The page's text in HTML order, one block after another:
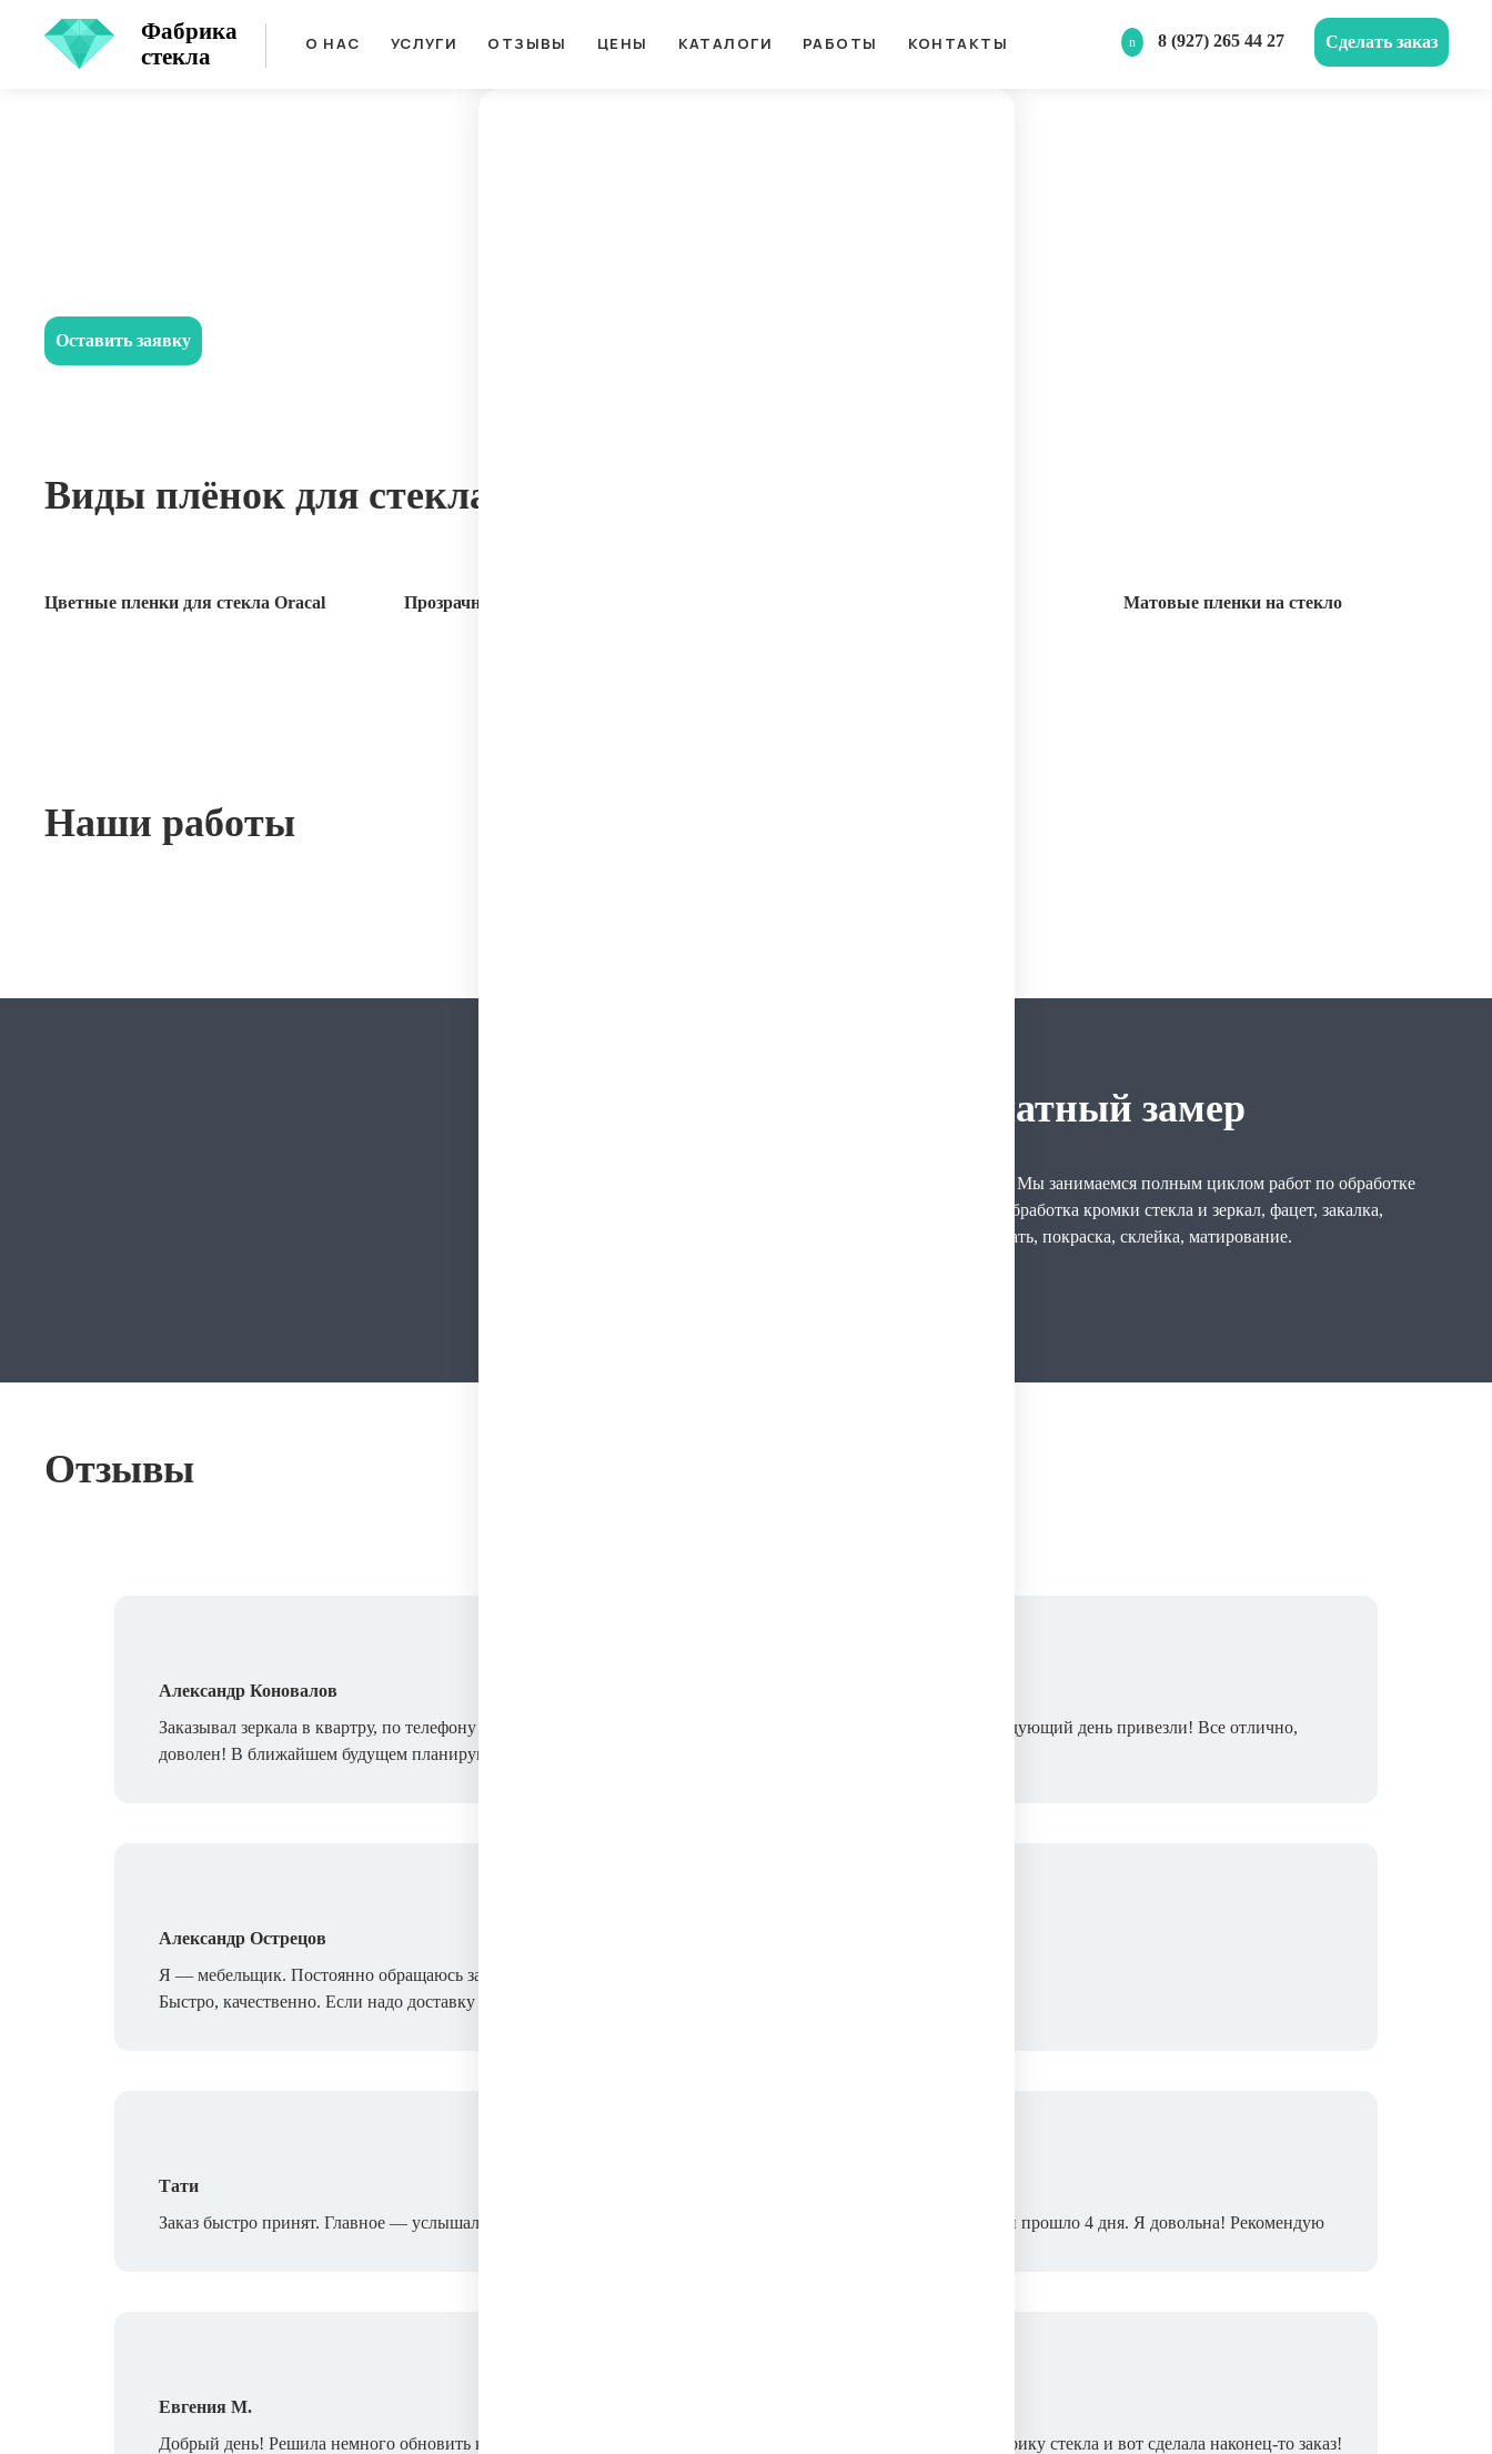
Фабрика
стекла
О НАС УСЛУГИ ОТЗЫВЫ ЦЕНЫ КАТАЛОГИ РАБОТЫ КОНТАКТЫ Сделать заказ
8 (927) 265 44 27
Оставить заявку
Виды плёнок для стекла
Цветные пленки для стекла Oracal Прозрачные противоударные пленки Матовые пленки на стекло
Наши работы
Заказать бесплатный замер
Производство находится в Самаре. Мы занимаемся полным циклом работ по обработке
стекла и зеркал, таких как: резка, обработка кромки стекла и зеркал, фацет, закалка,
пескоструйная обработка, фотопечать, покраска, склейка, матирование.
Отзывы
Александр Коновалов
Заказывал зеркала в квартру, по телефону проконсультировали, быстро рассчитали стоимость, оплатил и на следующий день привезли! Все отлично,
доволен! В ближайшем будущем планирую заказать фартук на кухню обязательно к вам обращусь.
Александр Острецов
Я — мебельщик. Постоянно обращаюсь за зеркалами к купе и зеркалами в прихожие и тд.
Быстро, качественно. Если надо доставку — без проблем
Тати
Заказ быстро принят. Главное — услышали и воплотили в жизнь мои «хотелки». От приема заказа до установки прошло 4 дня. Я довольна! Рекомендую
Евгения М.
Добрый день! Решила немного обновить кухню, давно смотрела на скинали! Знакомая давно посоветовала фабрику стекла и вот сделала наконец-то заказ!